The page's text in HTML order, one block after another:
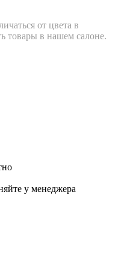
от цвета в
товары в нашем салоне.
у менеджера